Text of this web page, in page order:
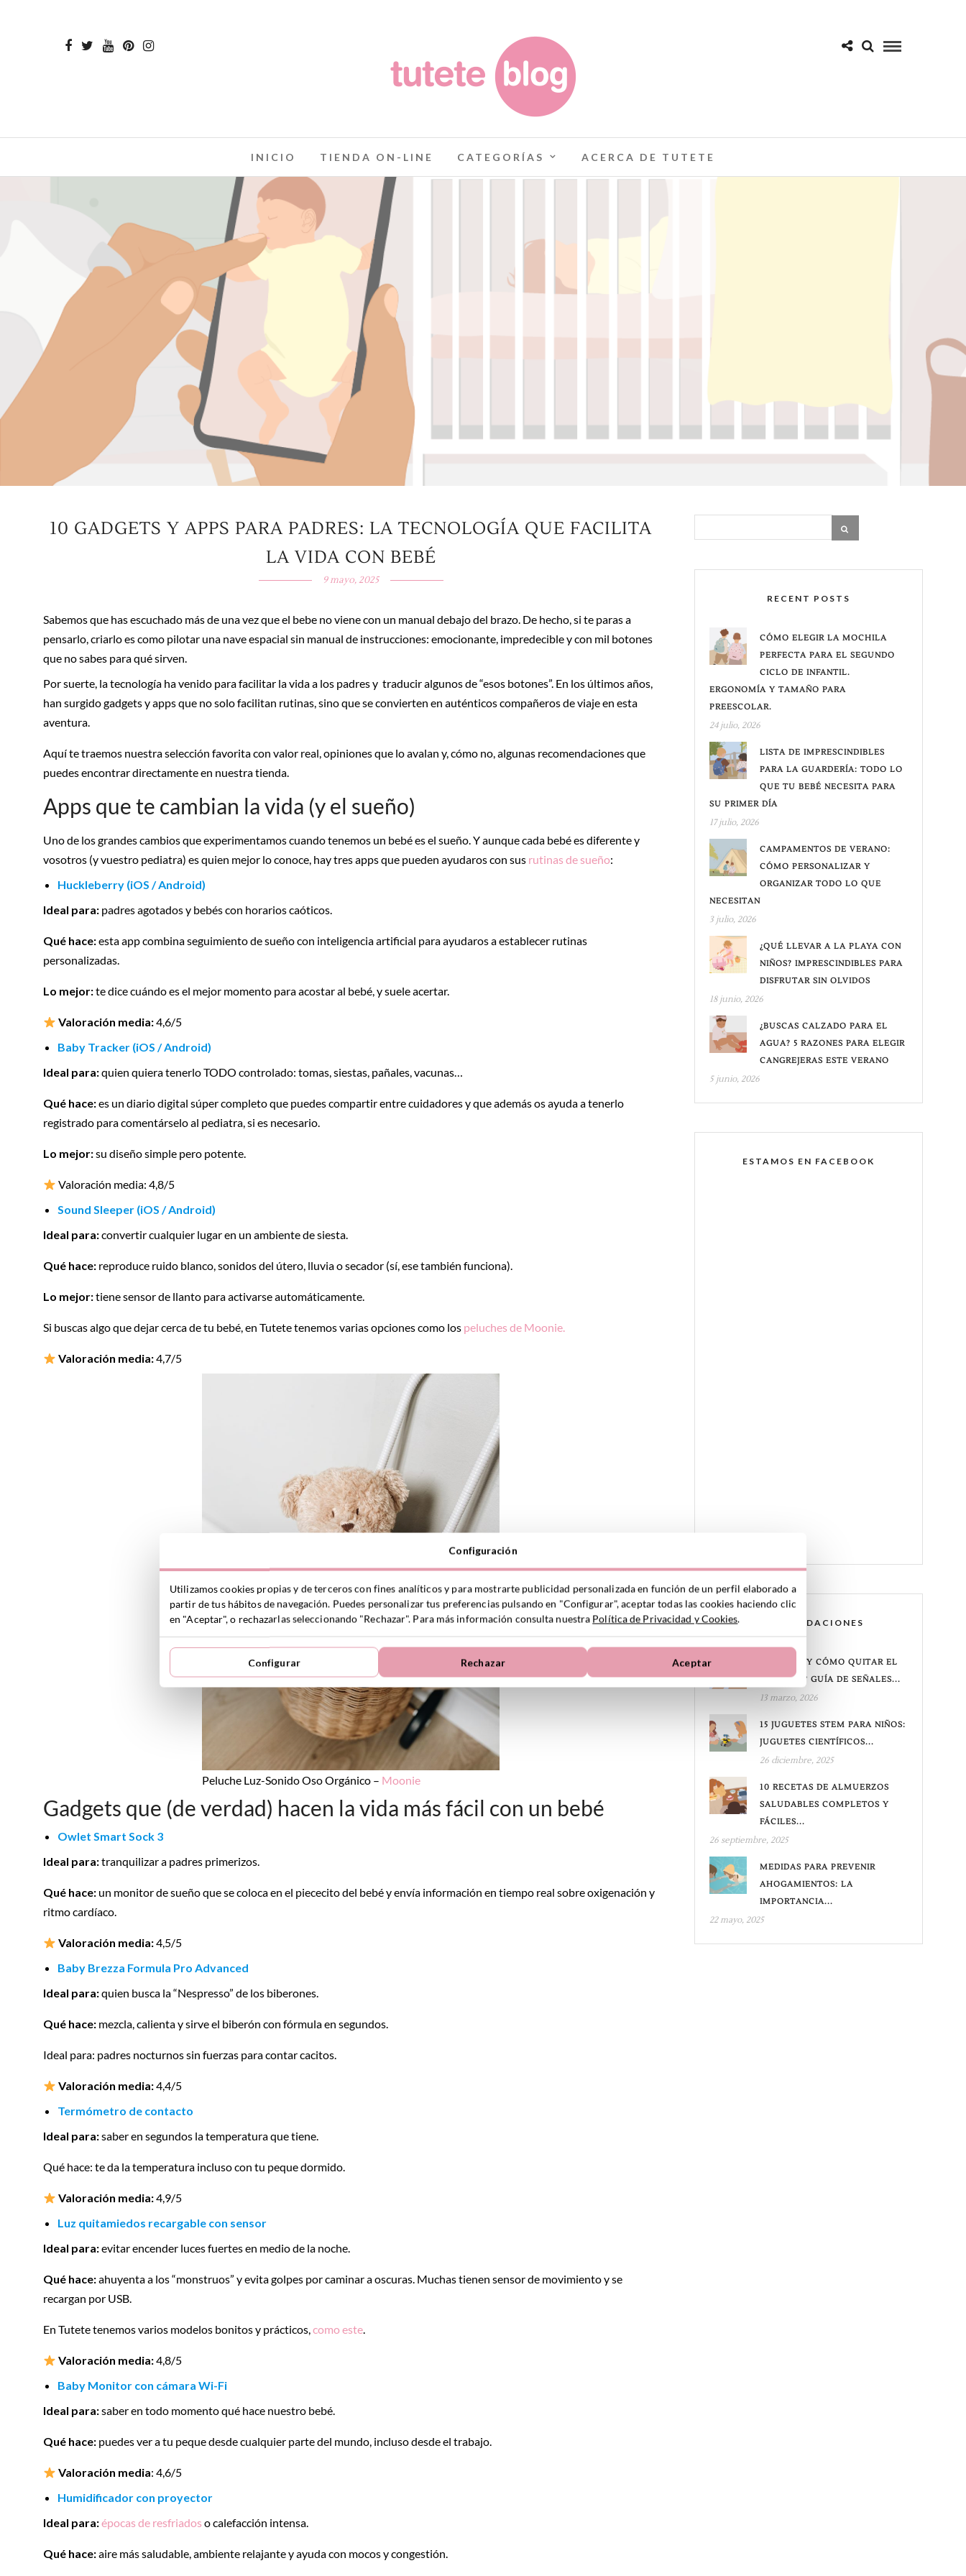
INICIO TIENDA ON-LINE CATEGORÍAS ACERCA DE TUTETE
10 GADGETS Y APPS PARA PADRES: LA TECNOLOGÍA QUE FACILITA
LA VIDA CON BEBÉ
9 mayo, 2025
Sabemos que has escuchado más de una vez que el bebe no viene con un manual debajo del brazo. De hecho, si te paras a
pensarlo, criarlo es como pilotar una nave espacial sin manual de instrucciones: emocionante, impredecible y con mil botones
que no sabes para qué sirven.
Por suerte, la tecnología ha venido para facilitar la vida a los padres y traducir algunos de “esos botones”. En los últimos años,
han surgido gadgets y apps que no solo facilitan rutinas, sino que se convierten en auténticos compañeros de viaje en esta
aventura.
Aquí te traemos nuestra selección favorita con valor real, opiniones que lo avalan y, cómo no, algunas recomendaciones que
puedes encontrar directamente en nuestra tienda.
Apps que te cambian la vida (y el sueño)
Uno de los grandes cambios que experimentamos cuando tenemos un bebé es el sueño. Y aunque cada bebé es diferente y
vosotros (y vuestro pediatra) es quien mejor lo conoce, hay tres apps que pueden ayudaros con sus rutinas de sueño:
Huckleberry (iOS / Android)
Ideal para: padres agotados y bebés con horarios caóticos.
Qué hace:esta app combina seguimiento de sueño con inteligencia artificial para ayudaros a establecer rutinas
personalizadas.
Lo mejor:te dice cuándo es el mejor momento para acostar al bebé, y suele acertar.
Valoración media:4,6/5
Baby Tracker (iOS / Android)
Ideal para:quien quiera tenerlo TODO controlado: tomas, siestas, pañales, vacunas…
Qué hace:es un diario digital súper completo que puedes compartir entre cuidadores y que además os ayuda a tenerlo
registrado para comentárselo al pediatra, si es necesario.
Lo mejor:su diseño simple pero potente.
Valoración media: 4,8/5
Sound Sleeper (iOS / Android)
Ideal para:convertir cualquier lugar en un ambiente de siesta.
Qué hace: reproduce ruido blanco, sonidos del útero, lluvia o secador (sí, ese también funciona).
Lo mejor:tiene sensor de llanto para activarse automáticamente.
Si buscas algo que dejar cerca de tu bebé, en Tutete tenemos varias opciones como los peluches de Moonie.
Valoración media:4,7/5
Peluche Luz-Sonido Oso Orgánico – Moonie
Gadgets que (de verdad) hacen la vida más fácil con un bebé
Owlet Smart Sock 3
Ideal para:tranquilizar a padres primerizos.
Qué hace: un monitor de sueño que se coloca en el piececito del bebé y envía información en tiempo real sobre oxigenación y
ritmo cardíaco.
Valoración media:4,5/5
Baby Brezza Formula Pro Advanced
Ideal para:quien busca la “Nespresso” de los biberones.
Qué hace: mezcla, calienta y sirve el biberón con fórmula en segundos.
Ideal para: padres nocturnos sin fuerzas para contar cacitos.
Valoración media:4,4/5
Termómetro de contacto
Ideal para:saber en segundos la temperatura que tiene.
Qué hace: te da la temperatura incluso con tu peque dormido.
Valoración media:4,9/5
Luz quitamiedos recargable con sensor
Ideal para:evitar encender luces fuertes en medio de la noche.
Qué hace:ahuyenta a los “monstruos” y evita golpes por caminar a oscuras. Muchas tienen sensor de movimiento y se
recargan por USB.
En Tutete tenemos varios modelos bonitos y prácticos,como este.
Valoración media:4,8/5
Baby Monitor con cámara Wi-Fi
Ideal para:saber en todo momento qué hace nuestro bebé.
Qué hace: puedes ver a tu peque desde cualquier parte del mundo, incluso desde el trabajo.
Valoración media: 4,6/5
Humidificador con proyector
Ideal para:épocas de resfriados o calefacción intensa.
Qué hace:aire más saludable, ambiente relajante y ayuda con mocos y congestión.
RECENT POSTS
CÓMO ELEGIR LA MOCHILA
PERFECTA PARA EL SEGUNDO
CICLO DE INFANTIL.
ERGONOMÍA Y TAMAÑO PARA
PREESCOLAR.
24 julio, 2026
LISTA DE IMPRESCINDIBLES
PARA LA GUARDERÍA: TODO LO
QUE TU BEBÉ NECESITA PARA
SU PRIMER DÍA
17 julio, 2026
CAMPAMENTOS DE VERANO:
CÓMO PERSONALIZAR Y
ORGANIZAR TODO LO QUE
NECESITAN
3 julio, 2026
¿QUÉ LLEVAR A LA PLAYA CON
NIÑOS? IMPRESCINDIBLES PARA
DISFRUTAR SIN OLVIDOS
18 junio, 2026
¿BUSCAS CALZADO PARA EL
AGUA? 5 RAZONES PARA ELEGIR
CANGREJERAS ESTE VERANO
5 junio, 2026
ESTAMOS EN FACEBOOK
RECOMENDACIONES
¿CUÁNDO Y CÓMO QUITAR EL
CHUPETE? GUÍA DE SEÑALES...
13 marzo, 2026
15 JUGUETES STEM PARA NIÑOS:
JUGUETES CIENTÍFICOS...
26 diciembre, 2025
10 RECETAS DE ALMUERZOS
SALUDABLES COMPLETOS Y
FÁCILES...
26 septiembre, 2025
MEDIDAS PARA PREVENIR
AHOGAMIENTOS: LA
IMPORTANCIA...
22 mayo, 2025
Configuración
Utilizamos cookies propias y de terceros con fines analíticos y para mostrarte publicidad personalizada en función de un perfil elaborado a
partir de tus hábitos de navegación. Puedes personalizar tus preferencias pulsando en "Configurar", aceptar todas las cookies haciendo clic
en "Aceptar", o rechazarlas seleccionando "Rechazar". Para más información consulta nuestra Política de Privacidad y Cookies.
Configurar Rechazar Aceptar